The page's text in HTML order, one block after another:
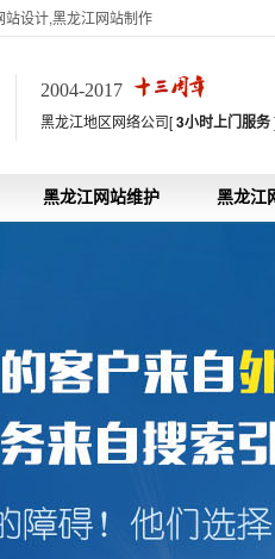
设计,黑龙江网站制作
2004-2017
黑龙江地区网络公司[3小时上门服务
黑龙江网站维护 黑龙江